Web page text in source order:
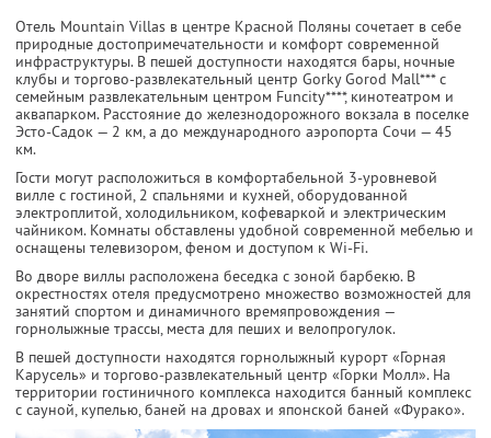
Отель Mountain Villas в центре Красной Поляны сочетает в себе
природные достопримечательности и комфорт современной
инфраструктуры. В пешей доступности находятся бары, ночные
клубы и торгово-развлекательный центр Gorky Gorod Mall*** с
семейным развлекательным центром Funcity****, кинотеатром и
аквапарком. Расстояние до железнодорожного вокзала в поселке
Эсто-Садок — 2 км, а до международного аэропорта Сочи — 45
км.
Гости могут расположиться в комфортабельной 3-уровневой
вилле с гостиной, 2 спальнями и кухней, оборудованной
электроплитой, холодильником, кофеваркой и электрическим
чайником. Комнаты обставлены удобной современной мебелью и
оснащены телевизором, феном и доступом к Wi-Fi.
Во дворе виллы расположена беседка с зоной барбекю. В
окрестностях отеля предусмотрено множество возможностей для
занятий спортом и динамичного времяпровождения —
горнолыжные трассы, места для пеших и велопрогулок.
В пешей доступности находятся горнолыжный курорт «Горная
Карусель» и торгово-развлекательный центр «Горки Молл». На
территории гостиничного комплекса находится банный комплекс
с сауной, купелью, баней на дровах и японской баней «Фурако».